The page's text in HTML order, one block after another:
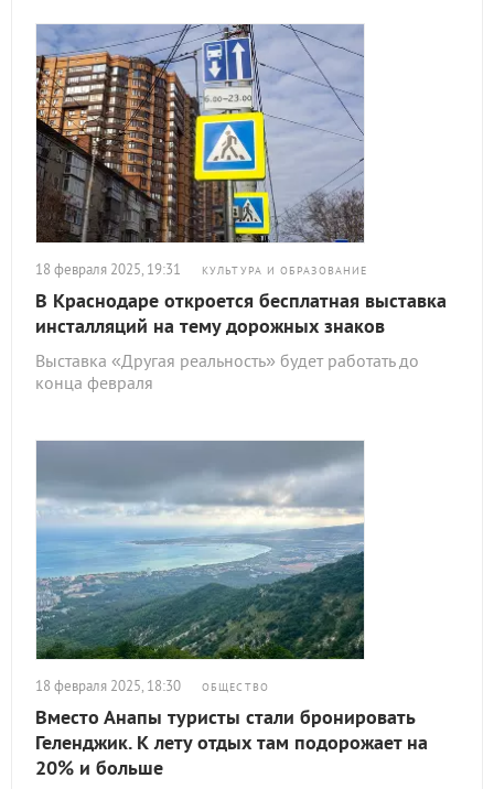
18 февраля 2025, 19:31 КУЛЬТУРА И ОБРАЗОВАНИЕ
В Краснодаре откроется бесплатная выставка
инсталляций на тему дорожных знаков
Выставка «Другая реальность» будет работать до
конца февраля
18 февраля 2025, 18:30 ОБЩЕСТВО
Вместо Анапы туристы стали бронировать
Геленджик. К лету отдых там подорожает на
20% и больше